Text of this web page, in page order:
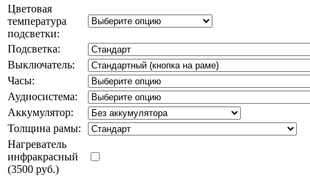
Цветовая
температура
подсветки:
Подсветка:
Выключатель:
Часы:
Аудиосистема:
Аккумулятор:
Толщина рамы:
Нагреватель
инфракрасный
(3500 руб.)